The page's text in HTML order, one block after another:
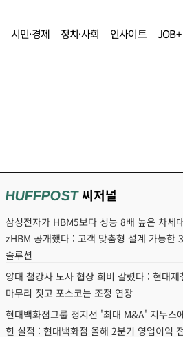
시민·경제 정치·사회 인사이트 JOB+
HUFFPOST씨저널
삼성전자가 HBM5보다 성능 8배 높은 차세
zHBM 공개했다 : 고객 맞춤형 설계 가능한
솔루션
양대 철강사 노사 협상 희비 갈렸다 : 현대제
마무리 짓고 포스코는 조정 연장
현대백화점그룹 정지선 '최대 M&A' 지누스
힌 실적 : 현대백화점 올해 2분기 영업이익